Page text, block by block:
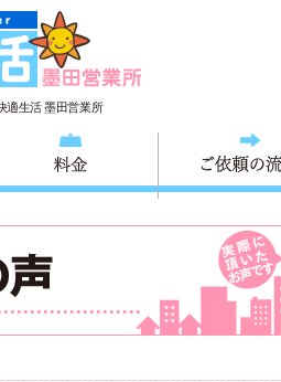
適生活 墨田営業所